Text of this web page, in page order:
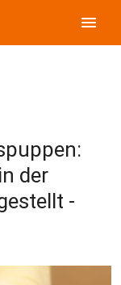
menu
der
-